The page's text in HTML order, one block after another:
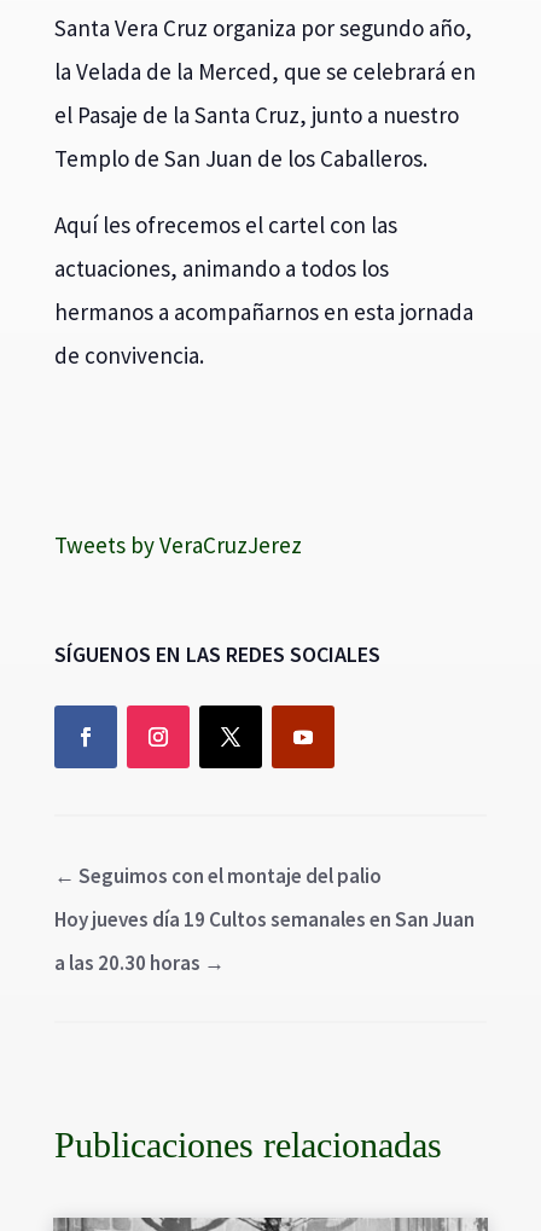
Santa Vera Cruz organiza por segundo año,
la Velada de la Merced, que se celebrará en
el Pasaje de la Santa Cruz, junto a nuestro
Templo de San Juan de los Caballeros.
Aquí les ofrecemos el cartel con las
actuaciones, animando a todos los
hermanos a acompañarnos en esta jornada
de convivencia.
Tweets by VeraCruzJerez
SÍGUENOS EN LAS REDES SOCIALES
← Seguimos con el montaje del palio
Hoy jueves día 19 Cultos semanales en San Juan
a las 20.30 horas →
Publicaciones relacionadas